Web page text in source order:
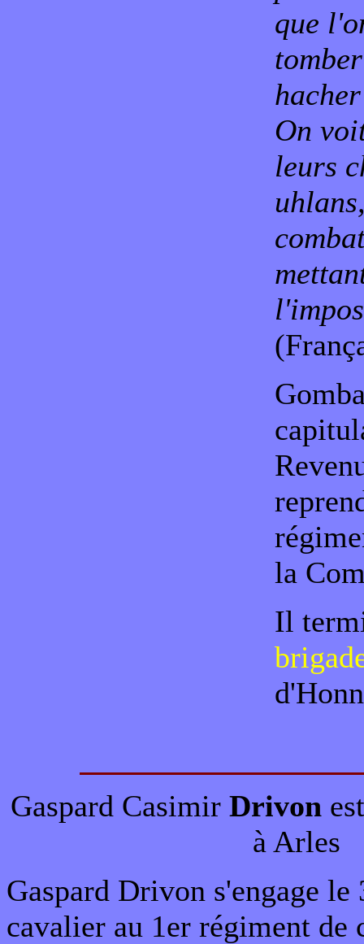
que
On
leurs
la
Il
Gaspard Casimir Drivon
à Arles
Gaspard Drivon s'engage
cavalier au 1er régiment de